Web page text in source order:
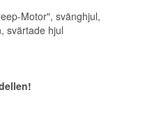
Motor", svänghjul,
svärtade hjul